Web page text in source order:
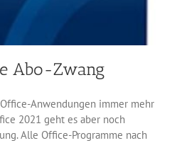
Abo-Zwang
Anwendungen immer mehr
2021 geht es aber noch
Alle Office-Programme nach